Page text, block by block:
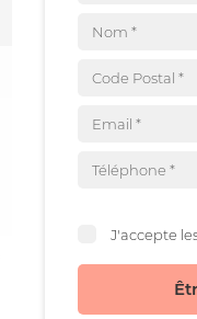
J'accepte